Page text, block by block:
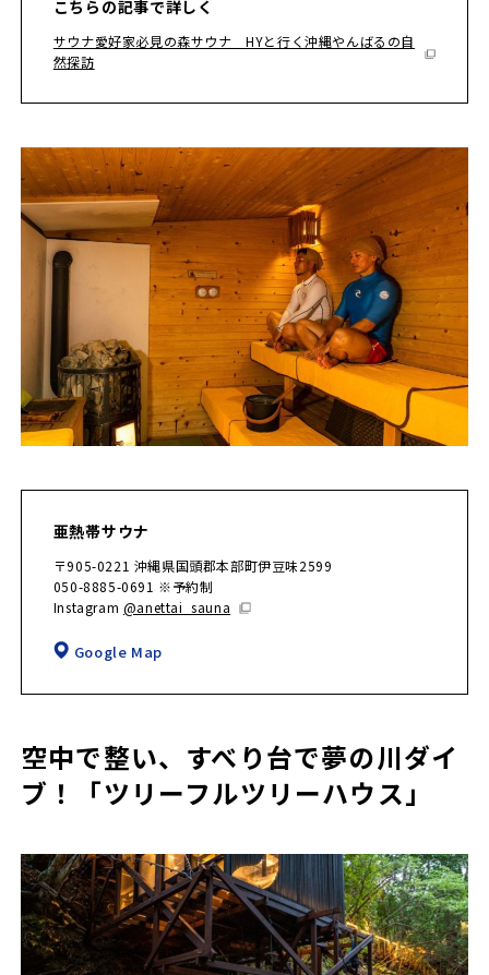
こちらの記事で詳しく
サウナ愛好家必見の森サウナ HYと行く沖縄やんばるの自
然探訪
亜熱帯サウナ
〒905-0221 沖縄県国頭郡本部町伊豆味2599
050-8885-0691 ※予約制
Instagram @anettai_sauna
Google Map
空中で整い、すべり台で夢の川ダイ
ブ！「ツリーフルツリーハウス」